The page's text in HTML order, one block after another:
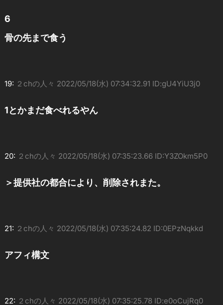
6
骨の先まで食う
19: ２chの人々 2022/05/18(水) 07:34:32.91 ID:gU4YiU3j0
1とかまだ食べれるやん
20: ２chの人々 2022/05/18(水) 07:35:23.66 ID:Y3ZOkm5P0
＞提供社の都合により、削除されまた。
21: ２chの人々 2022/05/18(水) 07:35:24.82 ID:0EPzNqkkd
アフィ構文
22: ２chの人々 2022/05/18(水) 07:35:25.78 ID:e0oCujRq0